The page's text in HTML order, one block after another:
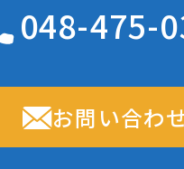
048-475-
お問い合わ